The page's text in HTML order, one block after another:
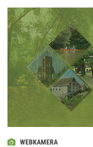
WEBKAMERA